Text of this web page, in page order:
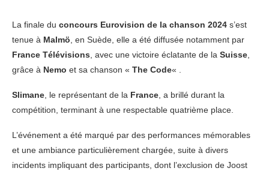
La finale du concours Eurovision de la chanson 2024 s’est
tenue à Malmö , en Suède, elle a été diffusée notamment par
France Télévisions , avec une victoire éclatante de la Suisse
grâce à Nemo et sa chanson « The Code« .
Slimane , le représentant de la France , a brillé durant la
compétition, terminant à une respectable quatrième place.
L’événement a été marqué par des performances mémorables
et une ambiance particulièrement chargée, suite à divers
incidents impliquant des participants, dont l’exclusion de Joost